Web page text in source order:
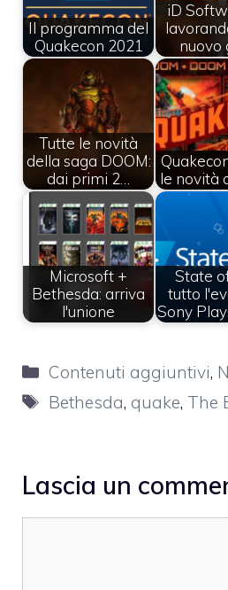
Il programma del
Quakecon 2021
iD
nuovo
Tutte le novità
della saga DOOM:
dai primi 2…
le novità
Microsoft +
Bethesda: arriva
l'unione
State
tutto
Sony
Categorie
Contenuti aggiuntivi,
Tag
Bethesda, quake, The
Lascia un